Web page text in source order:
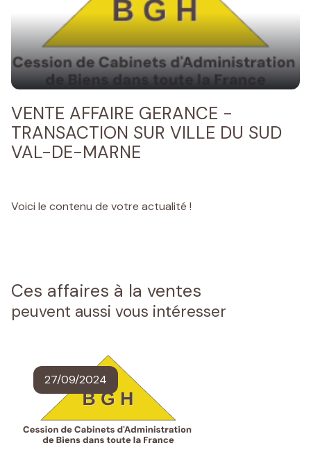
expertise
de
solides
garanties
la plus totale
confidentialité
d'information
contact
VENTE AFFAIRE GERANCE -
TRANSACTION SUR VILLE DU SUD
VAL-DE-MARNE
Voici le contenu de votre actualité !
Ces affaires à la ventes
peuvent aussi vous intéresser
27/09/2024